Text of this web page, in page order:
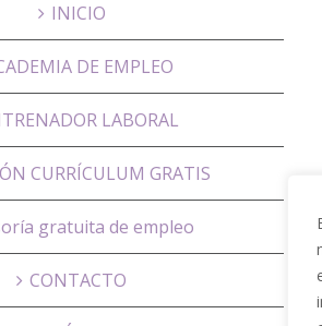
INICIO
DE EMPLEO
LABORAL
CURRÍCULUM GRATIS
gratuita de empleo
CONTACTO